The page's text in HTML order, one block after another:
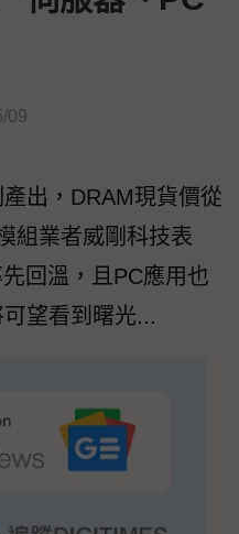
09
出，DRAM現貨價從
組業者威剛科技表
回溫，且PC應用也
望看到曙光...